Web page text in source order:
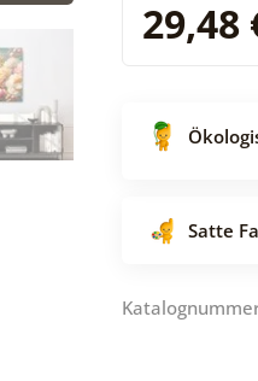
29,48
Satte